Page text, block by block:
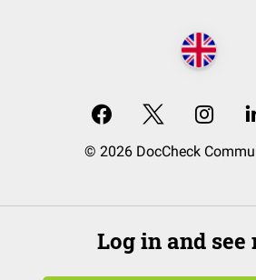
© 2026 DocCheck
Log in and see